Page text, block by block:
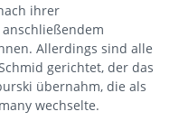
ihrer
Allerdings sind alle
gerichtet, der das
übernahm, die als
wechselte.